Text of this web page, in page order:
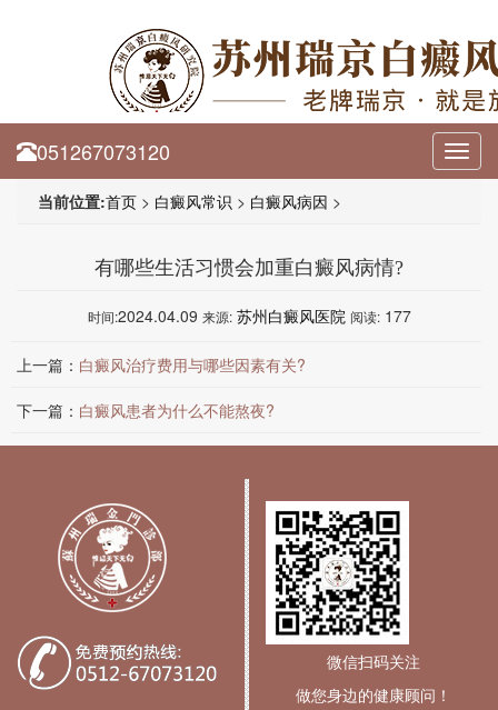
051267073120
当前位置:首页 > 白癜风常识 > 白癜风病因 >
有哪些生活习惯会加重白癜风病情?
时间:2024.04.09 来源: 苏州白癜风医院 阅读: 177
上一篇： 白癜风治疗费用与哪些因素有关?
下一篇： 白癜风患者为什么不能熬夜?
微信扫码关注
做您身边的健康顾问！